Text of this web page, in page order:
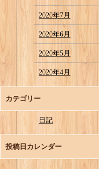
2020年7月
2020年6月
2020年5月
2020年4月
カテゴリー
日記
投稿日カレンダー